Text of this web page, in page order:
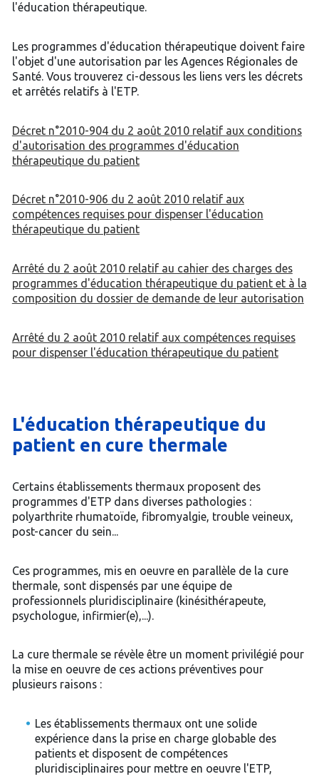
l'éducation thérapeutique.
Les programmes d'éducation thérapeutique doivent faire
l'objet d'une autorisation par les Agences Régionales de
Santé. Vous trouverez ci-dessous les liens vers les décrets
et arrêtés relatifs à l'ETP.
Décret n°2010-904 du 2 août 2010 relatif aux conditions
d'autorisation des programmes d'éducation
thérapeutique du patient
Décret n°2010-906 du 2 août 2010 relatif aux
compétences requises pour dispenser l'éducation
thérapeutique du patient
Arrêté du 2 août 2010 relatif au cahier des charges des
programmes d'éducation thérapeutique du patient et à la
composition du dossier de demande de leur autorisation
Arrêté du 2 août 2010 relatif aux compétences requises
pour dispenser l'éducation thérapeutique du patient
L'éducation thérapeutique du
patient en cure thermale
Certains établissements thermaux proposent des
programmes d'ETP dans diverses pathologies :
polyarthrite rhumatoïde, fibromyalgie, trouble veineux,
post-cancer du sein...
Ces programmes, mis en oeuvre en parallèle de la cure
thermale, sont dispensés par une équipe de
professionnels pluridisciplinaire (kinésithérapeute,
psychologue, infirmier(e),...).
La cure thermale se révèle être un moment privilégié pour
la mise en oeuvre de ces actions préventives pour
plusieurs raisons :
Les établissements thermaux ont une solide
expérience dans la prise en charge globable des
patients et disposent de compétences
pluridisciplinaires pour mettre en oeuvre l'ETP,